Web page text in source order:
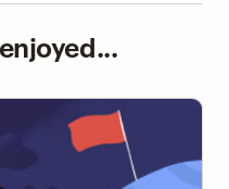
Your Big Goals With